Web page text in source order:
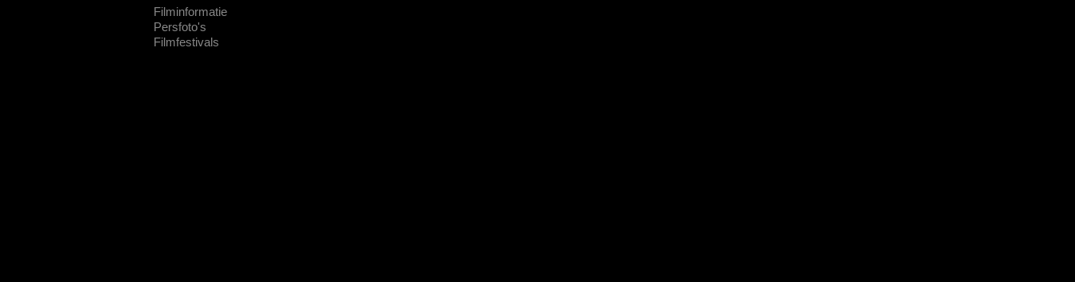
Filminformatie
Persfoto's
Filmfestivals